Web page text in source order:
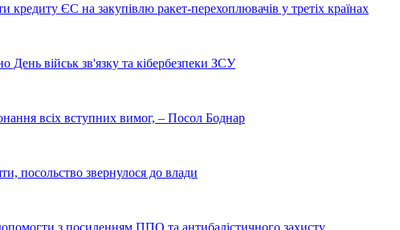
кредиту ЄС на закупівлю ракет-перехоплювачів у третіх країнах
День військ зв'язку та кібербезпеки ЗСУ
всіх вступних вимог, – Посол Боднар
посольство звернулося до влади
з посиленням ППО та антибалістичного захисту